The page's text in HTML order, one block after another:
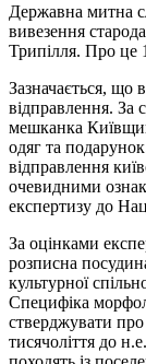
Державна митна
вивезення
Трипілля. Про це
Зазначається, що
відправлення. За
мешканка
одяг та
відправлення
очевидними
експертизу до
За оцінками
розписна
культурної
Специфіка
стверджувати
тисячоліття до